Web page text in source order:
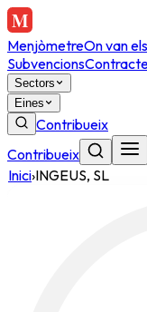
MenjòmetreOn van
Subvencions
Sectors
Eines
Contribueix
Contribueix
Inici›INGEUS, SL